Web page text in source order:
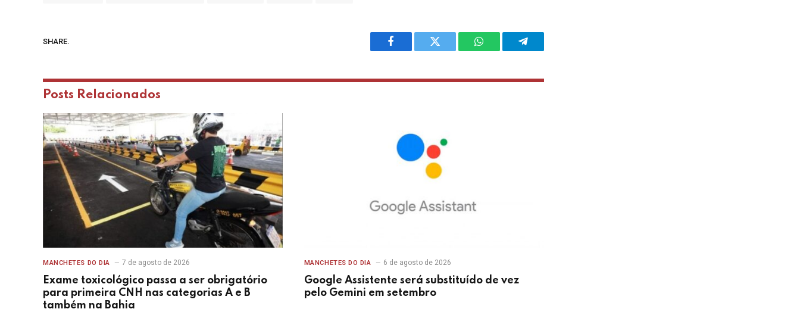
SHARE.
Facebook Twitter WhatsAppTelegram
Posts Relacionados
MANCHETES DO DIA 7 de agosto de 2026
Exame toxicológico passa a ser obrigatório
para primeira CNH nas categorias A e B
também na Bahia
MANCHETES DO DIA 6 de agosto de 2026
Google Assistente será substituído de vez
pelo Gemini em setembro